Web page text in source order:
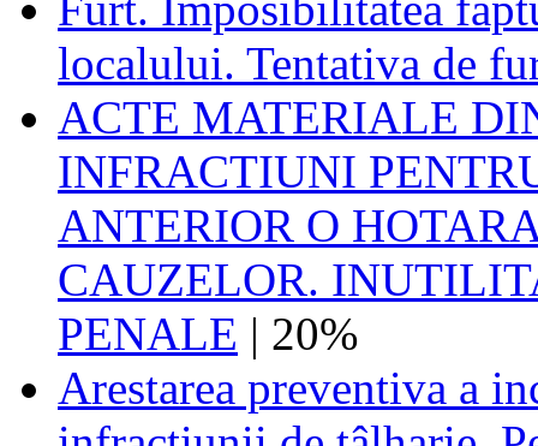
localului. Tentativa de
ACTE MATERIALE
INFRACTIUNI
ANTERIOR O
CAUZELOR.
PENALE | 20%
Arestarea preventiva a